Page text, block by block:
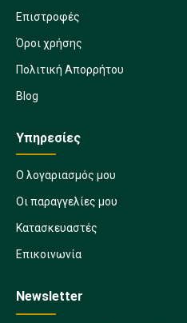
Επιστροφές
Όροι χρήσης
Πολιτική Απορρήτου
Blog
Υπηρεσίες
Ο λογαριασμός μου
Οι παραγγελίες μου
Κατασκευαστές
Επικοινωνία
Newsletter